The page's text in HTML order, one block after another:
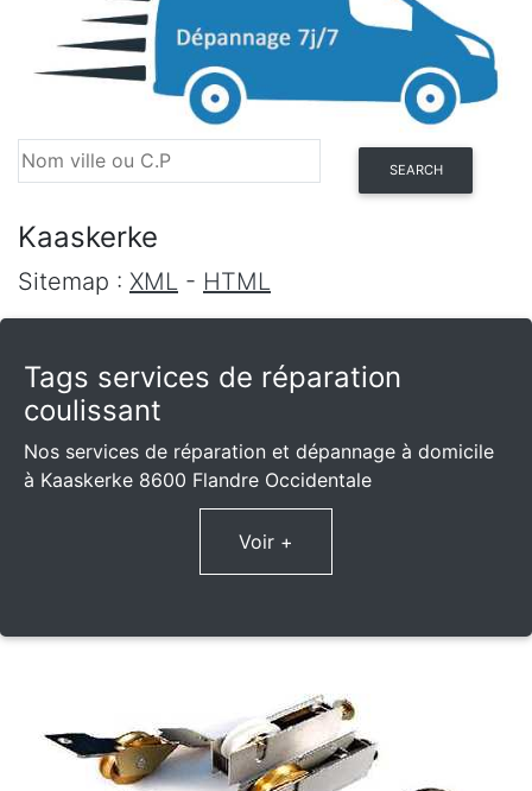
SEARCH
Kaaskerke
Sitemap : XML - HTML
Tags services de réparation
coulissant
Nos services de réparation et dépannage à domicile
à Kaaskerke 8600 Flandre Occidentale
Voir +